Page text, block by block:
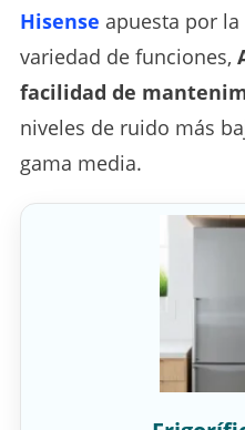
Hisense apuesta por
variedad de funciones,
facilidad de
niveles de ruido más
gama media.